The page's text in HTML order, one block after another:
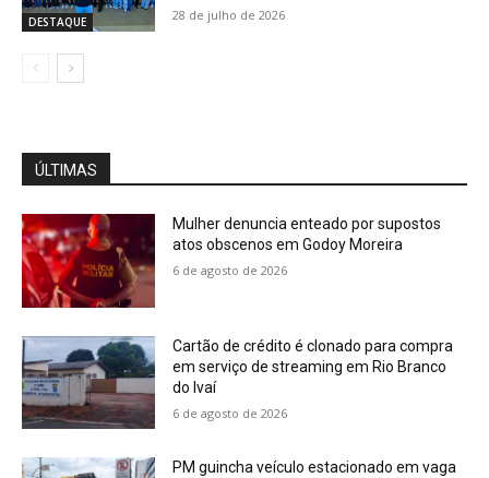
DESTAQUE 28 de julho de 2026
ÚLTIMAS
Mulher denuncia enteado por supostos
atos obscenos em Godoy Moreira
6 de agosto de 2026
Cartão de crédito é clonado para compra
em serviço de streaming em Rio Branco
do Ivaí
6 de agosto de 2026
PM guincha veículo estacionado em vaga